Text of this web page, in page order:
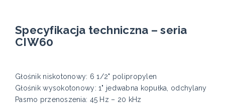
Specyfikacja techniczna – seria
CIW60
Głośnik niskotonowy: 6 1/2" polipropylen
Głośnik wysokotonowy: 1" jedwabna kopułka, odchylany
Pasmo przenoszenia: 45 Hz – 20 kHz